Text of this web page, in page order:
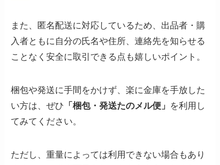
また、匿名配送に対応しているため、出品者・購
入者ともに自分の氏名や住所、連絡先を知らせる
ことなく安全に取引できる点も嬉しいポイント。
梱包や発送に手間をかけず、楽に金庫を手放した
い方は、ぜひ 「梱包・発送たのメル便」 を利用し
てみてください。
ただし、重量によっては利用できない場合もあり